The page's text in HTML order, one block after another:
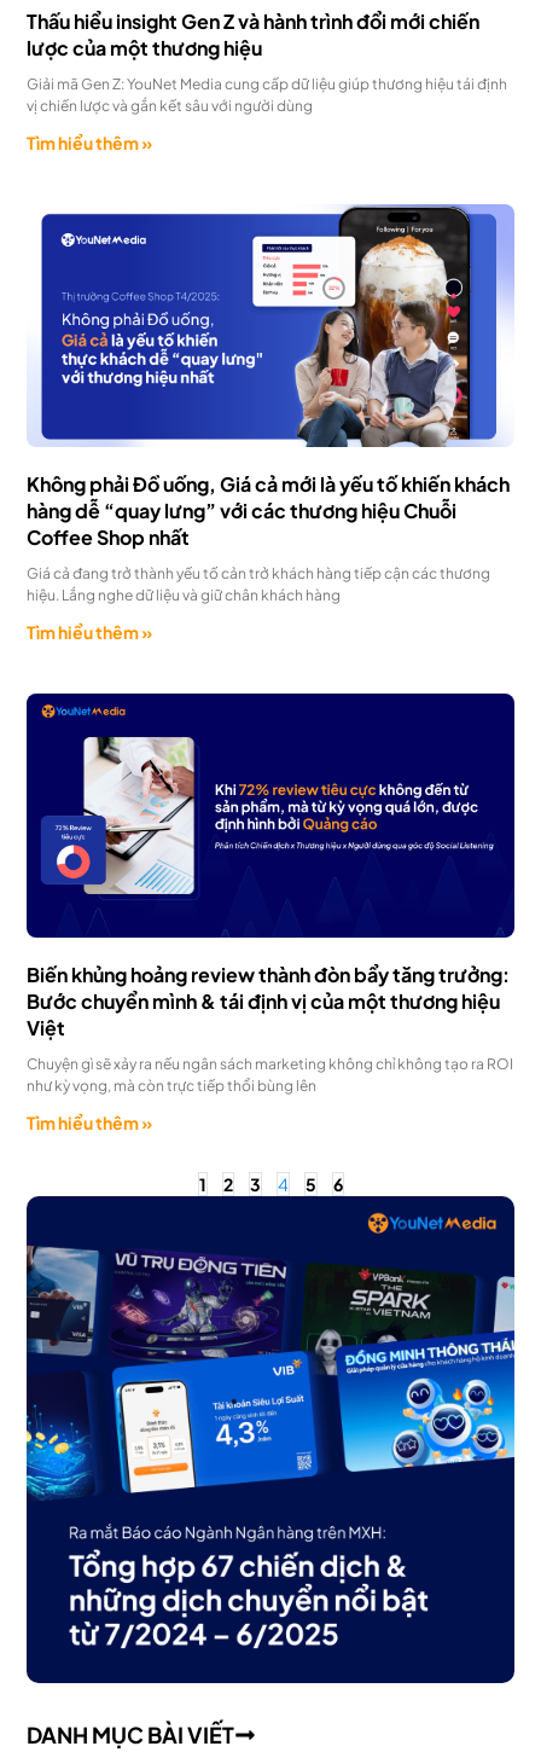
Thấu hiểu insight Gen Z và hành trình đổi mới chiến
lược của một thương hiệu
Giải mã Gen Z: YouNet Media cung cấp dữ liệu giúp thương hiệu tái định
vị chiến lược và gắn kết sâu với người dùng
Tìm hiểu thêm »
Không phải Đồ uống, Giá cả mới là yếu tố khiến khách
hàng dễ “quay lưng” với các thương hiệu Chuỗi
Coffee Shop nhất
Giá cả đang trở thành yếu tố cản trở khách hàng tiếp cận các thương
hiệu. Lắng nghe dữ liệu và giữ chân khách hàng
Tìm hiểu thêm »
Biến khủng hoảng review thành đòn bẩy tăng trưởng:
Bước chuyển mình & tái định vị của một thương hiệu
Việt
Chuyện gì sẽ xảy ra nếu ngân sách marketing không chỉ không tạo ra ROI
như kỳ vọng, mà còn trực tiếp thổi bùng lên
Tìm hiểu thêm »
1 2 3 4 5 6
DANH MỤC BÀI VIẾT